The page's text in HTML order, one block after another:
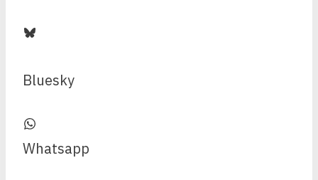
Bluesky
Whatsapp